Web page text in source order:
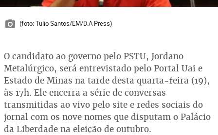
(foto: Tulio Santos/EM/D.A Press)
O candidato ao governo pelo PSTU, Jordano
Metalúrgico, será entrevistado pelo Portal Uai e
Estado de Minas na tarde desta quarta-feira (19),
às 17h. Ele encerra a série de conversas
transmitidas ao vivo pelo site e redes sociais do
jornal com os nove nomes que disputam o Palácio
da Liberdade na eleição de outubro.